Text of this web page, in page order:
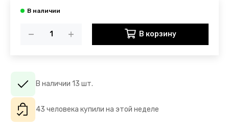
В корзину
В наличии 13 шт.
43 человека купили на этой неделе